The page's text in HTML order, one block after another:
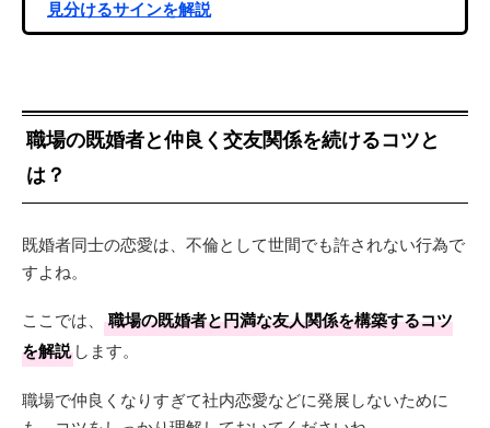
見分けるサインを解説
職場の既婚者と仲良く交友関係を続けるコツと
は？
既婚者同士の恋愛は、不倫として世間でも許されない行為で
すよね。
ここでは、
職場の既婚者と円満な友人関係を構築するコツ
を解説 します。
職場で仲良くなりすぎて社内恋愛などに発展しないために